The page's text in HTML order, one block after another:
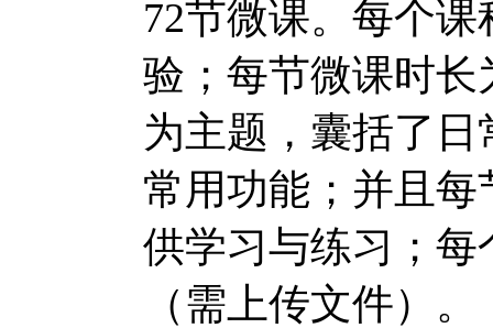
72节微课。每个
验；每节微课时长
为主题，囊括了
常用功能；并且
供学习与练习；每
（需上传文件）。